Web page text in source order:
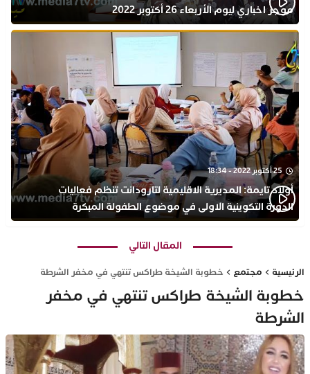
موجز اخباري ليوم الأربعاء 26 أكتوبر 2022
25 أكتوبر 2022 - 18:34
أولاد تايمة: المديرية الاقليمية لتارودانت تنظم فعاليات
الدورة التكوينية الاولى في موضوع الطفولة المبكرة
بمركز التكوين ثانوية الحسن الثاني التأهيلية
المقال التالي
الرئيسية مجتمع خطوبة الشيخة طراكس تنتهي في مخفر الشرطة
خطوبة الشيخة طراكس تنتهي في مخفر
الشرطة